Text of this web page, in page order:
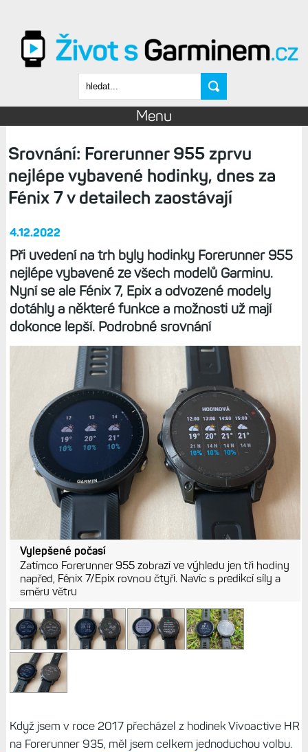
Vyhledávání
Menu
Srovnání: Forerunner 955 zprvu
nejlépe vybavené hodinky, dnes za
Fénix 7 v detailech zaostávají
4.12.2022
Při uvedení na trh byly hodinky Forerunner 955
nejlépe vybavené ze všech modelů Garminu.
Nyní se ale Fénix 7, Epix a odvozené modely
dotáhly a některé funkce a možnosti už mají
dokonce lepší. Podrobné srovnání
Vylepšené počasí
Zatímco Forerunner 955 zobrazí ve výhledu jen tři hodiny
napřed, Fénix 7/Epix rovnou čtyři. Navíc s predikcí síly a
směru větru
Když jsem v roce 2017 přecházel z hodinek Vívoactive HR
na Forerunner 935, měl jsem celkem jednoduchou volbu.